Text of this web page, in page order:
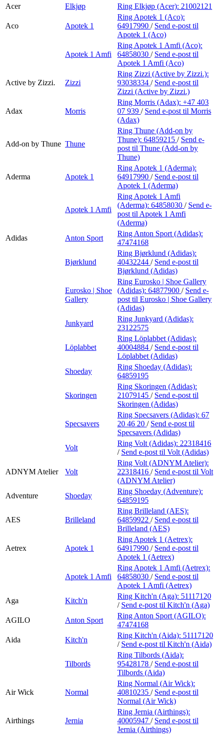
Acer
Elkjøp Ring Elkjøp (Acer): 21002121
Aco Apotek 1
Ring Apotek 1 (Aco):
64917990 / Send e-post til
Apotek 1 (Aco)
Apotek 1 Amfi
Ring Apotek 1 Amfi (Aco):
64858030 / Send e-post til
Apotek 1 Amfi (Aco)
Active by Zizzi. Zizzi
Ring Zizzi (Active by Zizzi.):
93038334 / Send e-post til
Zizzi (Active by Zizzi.)
Adax Morris
Ring Morris (Adax): +47 403
07 939 / Send e-post til Morris
(Adax)
Add-on by Thune Thune
Ring Thune (Add-on by
Thune): 64859215 / Send e-
post til Thune (Add-on by
Thune)
Aderma Apotek 1
Ring Apotek 1 (Aderma):
64917990 / Send e-post til
Apotek 1 (Aderma)
Apotek 1 Amfi
Ring Apotek 1 Amfi
(Aderma): 64858030 / Send e-
post til Apotek 1 Amfi
(Aderma)
Adidas
Anton Sport
Ring Anton Sport (Adidas):
47474168
Bjørklund
Ring Bjørklund (Adidas):
40432244 / Send e-post til
Bjørklund (Adidas)
Eurosko | Shoe
Gallery
Ring Eurosko | Shoe Gallery
(Adidas): 64877900 / Send e-
post til Eurosko | Shoe Gallery
(Adidas)
Junkyard
Ring Junkyard (Adidas):
23122575
Löplabbet
Ring Löplabbet (Adidas):
40004884 / Send e-post til
Löplabbet (Adidas)
Shoeday
Ring Shoeday (Adidas):
64859195
Skoringen
Ring Skoringen (Adidas):
21079145 / Send e-post til
Skoringen (Adidas)
Specsavers
Ring Specsavers (Adidas): 67
20 46 20 / Send e-post til
Specsavers (Adidas)
Volt
Ring Volt (Adidas): 22318416
/ Send e-post til Volt (Adidas)
ADNYM Atelier Volt
Ring Volt (ADNYM Atelier):
22318416 / Send e-post til Volt
(ADNYM Atelier)
Adventure
Shoeday
Ring Shoeday (Adventure):
64859195
AES Brilleland
Ring Brilleland (AES):
64859922 / Send e-post til
Brilleland (AES)
Aetrex Apotek 1
Ring Apotek 1 (Aetrex):
64917990 / Send e-post til
Apotek 1 (Aetrex)
Apotek 1 Amfi
Ring Apotek 1 Amfi (Aetrex):
64858030 / Send e-post til
Apotek 1 Amfi (Aetrex)
Aga
Kitch'n
Ring Kitch'n (Aga): 51117120
/ Send e-post til Kitch'n (Aga)
AGILO
Anton Sport
Ring Anton Sport (AGILO):
47474168
Aida
Kitch'n
Ring Kitch'n (Aida): 51117120
/ Send e-post til Kitch'n (Aida)
Tilbords
Ring Tilbords (Aida):
95428178 / Send e-post til
Tilbords (Aida)
Air Wick Normal
Ring Normal (Air Wick):
40810235 / Send e-post til
Normal (Air Wick)
Airthings Jernia
Ring Jernia (Airthings):
40005947 / Send e-post til
Jernia (Airthings)